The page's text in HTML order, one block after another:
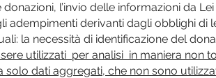
l’invio delle informazioni da Lei
adempimenti derivanti dagli obblighi di
la necessità di identificazione del
utilizzati per analisi in maniera non
solo dati aggregati, che non sono